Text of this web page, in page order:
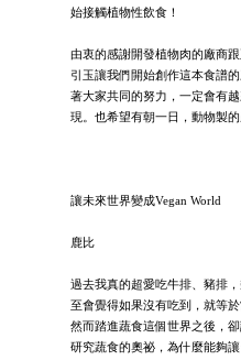
始接觸植物性飲食！
由衷的感謝開發植物肉的廠商
引玉讓我們開始創作這本食譜
著大家共同的努力，一定會有
現。也希望有朝一日，動物製的
讓未來世界變成Vegan World
鹿比
過去我真的超愛吃牛排、豬排
至會覺得如果沒有吃到，就等
然而踏進蔬食這個世界之後，
研究蔬食的奧祕，為什麼能夠